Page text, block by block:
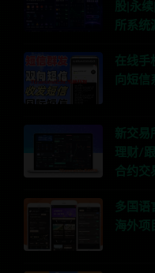
股|永
所系统
在线手
向短
新交易
理财/
合约交
多国语
海外项